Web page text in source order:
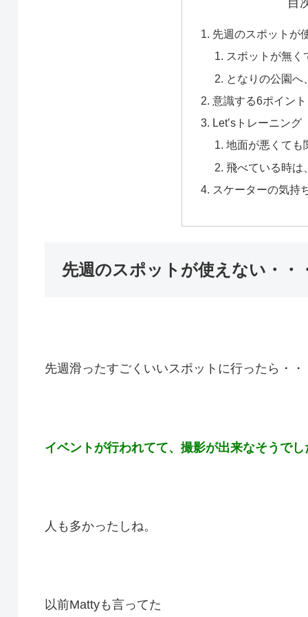
目
先週のスポットが
スポットが無く
となりの公園へ
意識する6ポイント
Let’sトレーニング
地面が悪くても
飛べている時は
スケーターの気持
先週のスポットが使えない・・
先週滑ったすごくいいスポットに行ったら・・
イベントが行われてて、撮影が出来なそうでし
人も多かったしね。
以前Mattyも言ってた